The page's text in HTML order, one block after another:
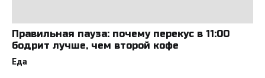
Правильная пауза: почему перекус в 11:00
бодрит лучше, чем второй кофе
Еда